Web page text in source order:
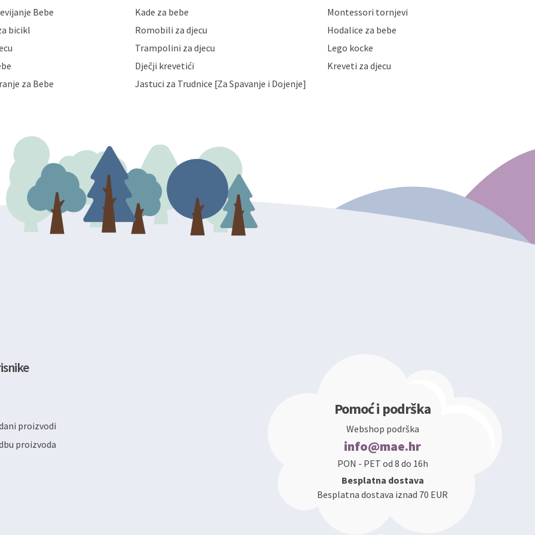
osobnih podataka od
povjerljivost Vaših osobnih
podataka samo onim svojim
Napominjemo da
i objašnjenja odustati od
osobnih podataka. Opoziv
Bebe Kade za bebe
Montessori tornjevi
bicikl Romobili za djecu
Hodalice za bebe
Trampolini za djecu
Lego kocke
Dječji krevetići
Kreveti za djecu
za Bebe Jastuci za Trudnice [Za Spavanje i Dojenje]
proizvodi
proizvoda
Pomoć i podrška
Webshop podrška
info@mae.hr
PON - PET od 8 do 16h
Besplatna dostava
Besplatna dostava iznad 70 EUR